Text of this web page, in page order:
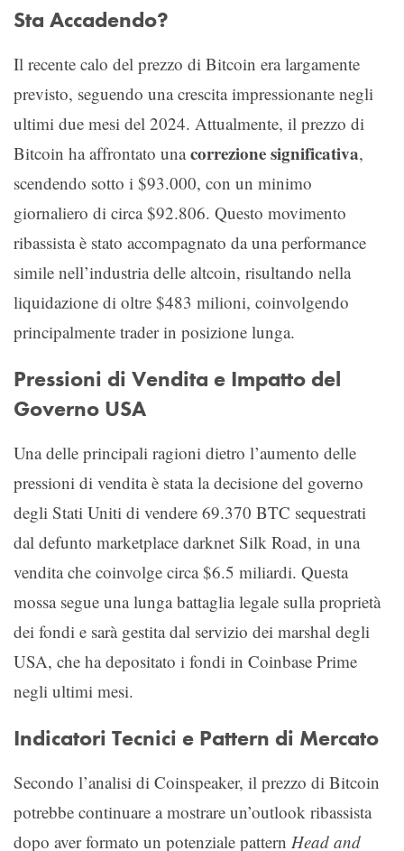
Sta Accadendo?
Il recente calo del prezzo di Bitcoin era largamente
previsto, seguendo una crescita impressionante negli
ultimi due mesi del 2024. Attualmente, il prezzo di
Bitcoin ha affrontato unacorrezione significativa,
scendendo sotto i $93.000, con un minimo
giornaliero di circa $92.806. Questo movimento
ribassista è stato accompagnato da una performance
simile nell’industria delle altcoin, risultando nella
liquidazione di oltre $483 milioni, coinvolgendo
principalmente trader in posizione lunga.
Pressioni di Vendita e Impatto del
Governo USA
Una delle principali ragioni dietro l’aumento delle
pressioni di vendita è stata la decisione del governo
degli Stati Uniti di vendere 69.370 BTC sequestrati
dal defunto marketplace darknet Silk Road, in una
vendita che coinvolge circa $6.5 miliardi. Questa
mossa segue una lunga battaglia legale sulla proprietà
dei fondi e sarà gestita dal servizio dei marshal degli
USA, che ha depositato i fondi in Coinbase Prime
negli ultimi mesi.
Indicatori Tecnici e Pattern di Mercato
Secondo l’analisi di Coinspeaker, il prezzo di Bitcoin
potrebbe continuare a mostrare un’outlook ribassista
dopo aver formato un potenziale pattern Head and